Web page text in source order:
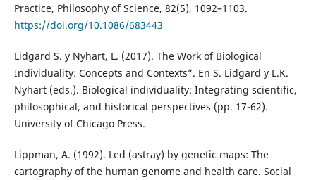
Practice, Philosophy of Science, 82(5), 1092–1103.
https://doi.org/10.1086/683443
Lidgard S. y Nyhart, L. (2017). The Work of Biological
Individuality: Concepts and Contexts”. En S. Lidgard y L.K.
Nyhart (eds.). Biological individuality: Integrating scientific,
philosophical, and historical perspectives (pp. 17-62).
University of Chicago Press.
Lippman, A. (1992). Led (astray) by genetic maps: The
cartography of the human genome and health care. Social